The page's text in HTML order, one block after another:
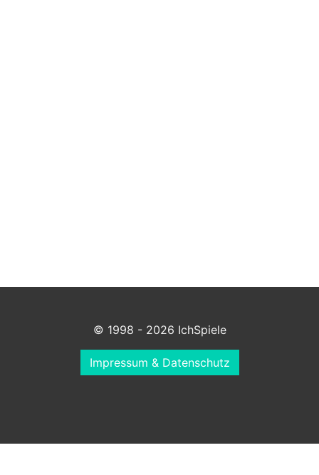
© 1998 - 2026 IchSpiele
Impressum & Datenschutz